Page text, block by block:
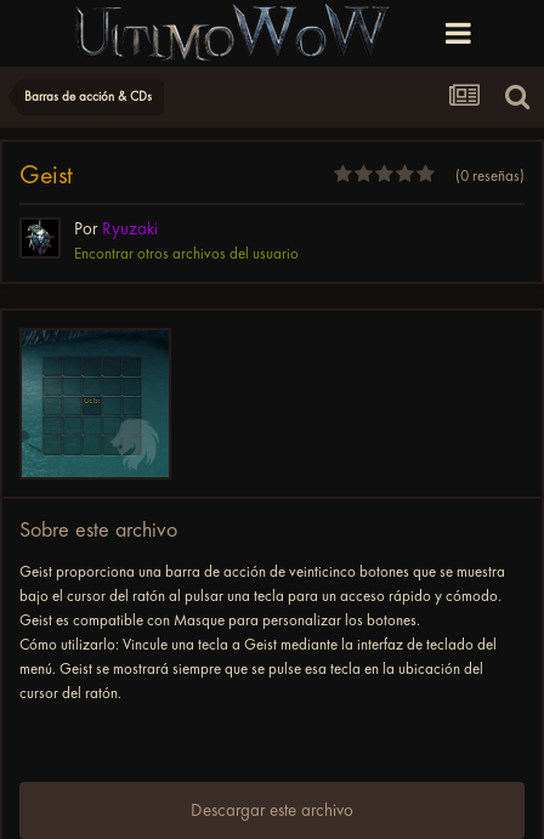
Barras de acción & CDs
Geist (0 reseñas)
Por Ryuzaki
Encontrar otros archivos del usuario
Sobre este archivo
Geist proporciona una barra de acción de veinticinco botones que se muestra
bajo el cursor del ratón al pulsar una tecla para un acceso rápido y cómodo.
Geist es compatible con Masque para personalizar los botones.
Cómo utilizarlo: Vincule una tecla a Geist mediante la interfaz de teclado del
menú. Geist se mostrará siempre que se pulse esa tecla en la ubicación del
cursor del ratón.
Descargar este archivo